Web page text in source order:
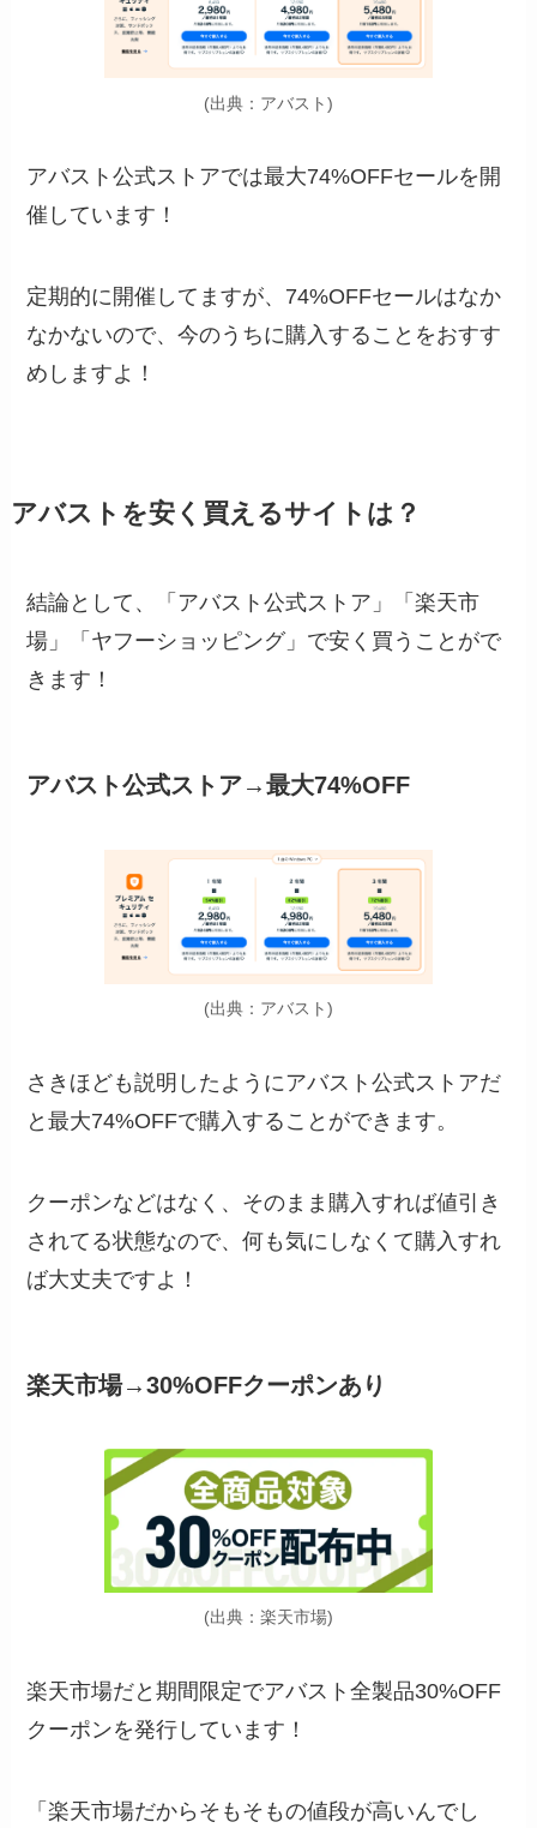
(出典：アバスト)
アバスト公式ストアでは最大74%OFFセールを開
催しています！
定期的に開催してますが、74%OFFセールはなか
なかないので、今のうちに購入することをおすす
めしますよ！
アバストを安く買えるサイトは？
結論として、「アバスト公式ストア」「楽天市
場」「ヤフーショッピング」で安く買うことがで
きます！
アバスト公式ストア→最大74%OFF
(出典：アバスト)
さきほども説明したようにアバスト公式ストアだ
と最大74%OFFで購入することができます。
クーポンなどはなく、そのまま購入すれば値引き
されてる状態なので、何も気にしなくて購入すれ
ば大丈夫ですよ！
楽天市場→30%OFFクーポンあり
(出典：楽天市場)
楽天市場だと期間限定でアバスト全製品30%OFF
クーポンを発行しています！
「楽天市場だからそもそもの値段が高いんでし